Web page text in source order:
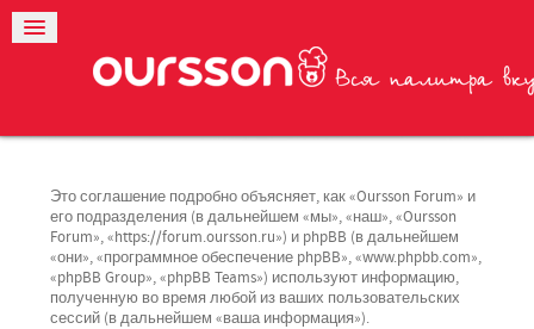
Это соглашение подробно объясняет, как «Oursson Forum» и
его подразделения (в дальнейшем «мы», «наш», «Oursson
Forum», «https://forum.oursson.ru») и phpBB (в дальнейшем
«они», «программное обеспечение phpBB», «www.phpbb.com»,
«phpBB Group», «phpBB Teams») используют информацию,
полученную во время любой из ваших пользовательских
сессий (в дальнейшем «ваша информация»).